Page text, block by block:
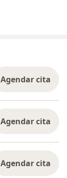
Agendar cita
Agendar cita
Agendar cita